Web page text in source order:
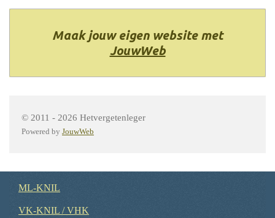
Maak jouw eigen website met
JouwWeb
© 2011 - 2026 Hetvergetenleger
Powered by JouwWeb
ML-KNIL
VK-KNIL / VHK